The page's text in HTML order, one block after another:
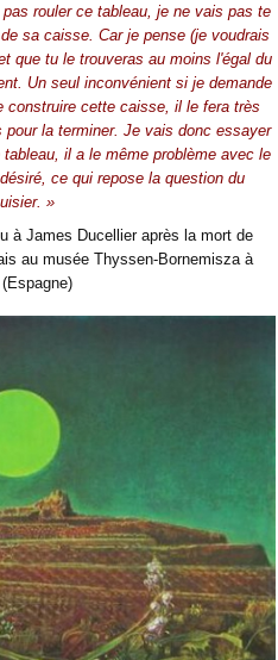
rouler ce tableau, je ne vais pas te
sa caisse. Car je pense (je voudrais
que tu le trouveras au moins l'égal du
Un seul inconvénient si je demande
construire cette caisse, il le fera très
la terminer. Je vais donc essayer
il a le même problème avec le
ce qui repose la question du
»
à James Ducellier après la mort de
au musée Thyssen-Bornemisza à